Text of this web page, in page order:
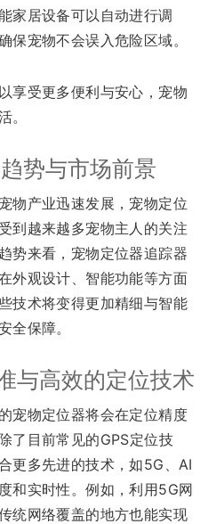
家居设备可以自动进行调
保宠物不会误入危险区域。
享受更多便利与安心，宠物
。
势与市场前景
物产业迅速发展，宠物定位
到越来越多宠物主人的关注
势来看，宠物定位器追踪器
外观设计、智能功能等方面
技术将变得更加精细与智能
全保障。
与高效的定位技术
宠物定位器将会在定位精度
了目前常见的GPS定位技
更多先进的技术，如5G、AI
和实时性。例如，利用5G网
统网络覆盖的地方也能实现